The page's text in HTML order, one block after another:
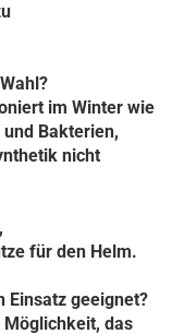
im Winter wie
Bakterien,
nicht
für den Helm.
Einsatz geeignet?
das